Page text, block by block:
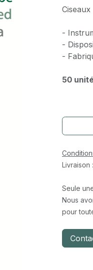
-
-
-
50
Livraison
Seule
Nous
pour